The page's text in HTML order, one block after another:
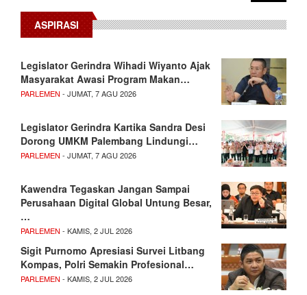
ASPIRASI
Legislator Gerindra Wihadi Wiyanto Ajak
Masyarakat Awasi Program Makan…
PARLEMEN - JUMAT, 7 AGU 2026
Legislator Gerindra Kartika Sandra Desi
Dorong UMKM Palembang Lindungi…
PARLEMEN - JUMAT, 7 AGU 2026
Kawendra Tegaskan Jangan Sampai
Perusahaan Digital Global Untung Besar,
…
PARLEMEN - KAMIS, 2 JUL 2026
Sigit Purnomo Apresiasi Survei Litbang
Kompas, Polri Semakin Profesional…
PARLEMEN - KAMIS, 2 JUL 2026